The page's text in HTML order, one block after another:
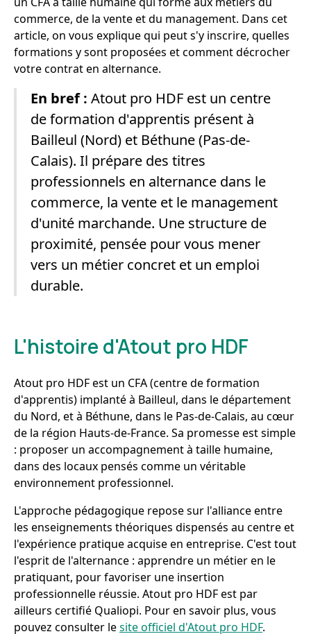
commerce, de la vente et du management. Dans cet
article, on vous explique qui peut s'y inscrire, quelles
formations y sont proposées et comment décrocher
votre contrat en alternance.
En bref : Atout pro HDF est un centre
de formation d'apprentis présent à
Bailleul (Nord) et Béthune (Pas-de-
Calais). Il prépare des titres
professionnels en alternance dans le
commerce, la vente et le management
d'unité marchande. Une structure de
proximité, pensée pour vous mener
vers un métier concret et un emploi
durable.
L'histoire d'Atout pro HDF
Atout pro HDF est un CFA (centre de formation
d'apprentis) implanté à Bailleul, dans le département
du Nord, et à Béthune, dans le Pas-de-Calais, au cœur
de la région Hauts-de-France. Sa promesse est simple
: proposer un accompagnement à taille humaine,
dans des locaux pensés comme un véritable
environnement professionnel.
L'approche pédagogique repose sur l'alliance entre
les enseignements théoriques dispensés au centre et
l'expérience pratique acquise en entreprise. C'est tout
l'esprit de l'alternance : apprendre un métier en le
pratiquant, pour favoriser une insertion
professionnelle réussie. Atout pro HDF est par
ailleurs certifié Qualiopi. Pour en savoir plus, vous
pouvez consulter lesite officiel d'Atout pro HDF.